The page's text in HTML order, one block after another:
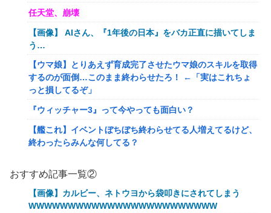
任天堂、崩壊
【画像】 AIさん、『1年後の日本』をバカ正直に描いてしま
う…
【ウマ娘】とりあえず育成完了させたウマ娘のスキルを取得
するのが面倒…このまま終わらせたろ！ ←「実はこれちょ
っと損してるぞ」
『ウィッチャー3』って今やっても面白い？
【艦これ】イベントぼちぼち終わらせてる人増えてるけど、
終わったらみんな何してる？
【艦これ】けーかいじん 他
【艦これ】水着川内さん 他
おすすめ記事一覧②
【画像】カルビー、ネトウヨから袋叩きにされてしまう
WWWWWWWWWWWWWWWWWWWWWWWW